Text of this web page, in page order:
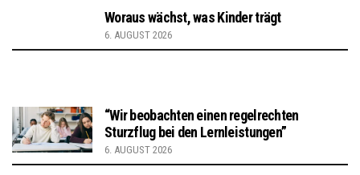
Woraus wächst, was Kinder trägt
6. AUGUST 2026
“Wir beobachten einen regelrechten
Sturzflug bei den Lernleistungen”
6. AUGUST 2026